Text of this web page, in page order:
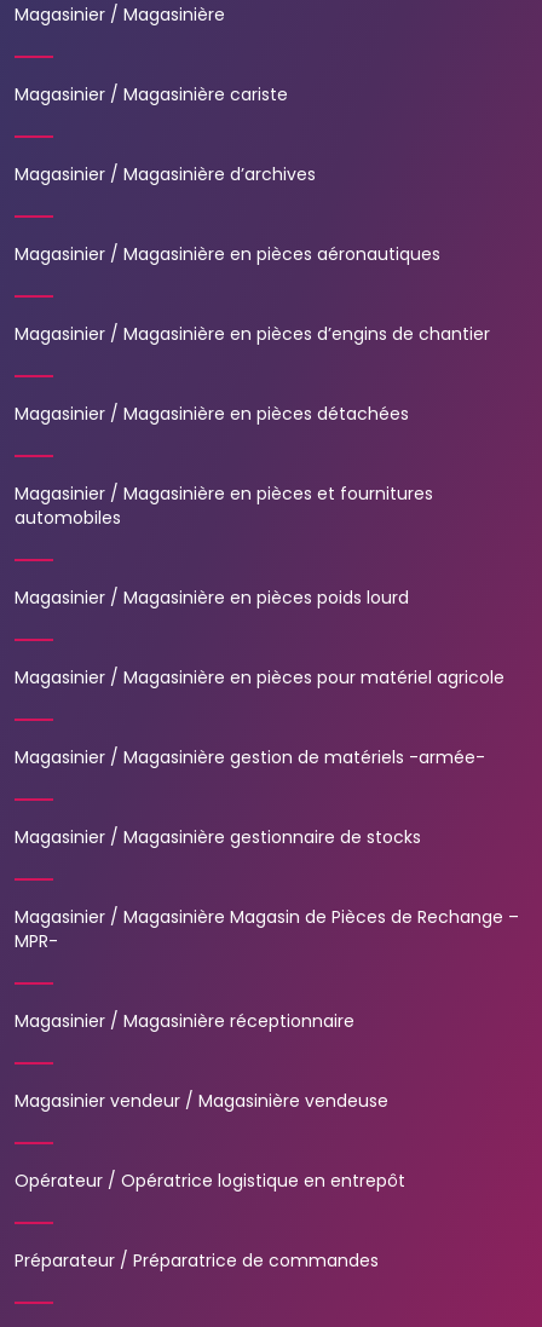
Magasinier / Magasinière
Magasinier / Magasinière cariste
Magasinier / Magasinière d’archives
Magasinier / Magasinière en pièces aéronautiques
Magasinier / Magasinière en pièces d’engins de chantier
Magasinier / Magasinière en pièces détachées
Magasinier / Magasinière en pièces et fournitures
automobiles
Magasinier / Magasinière en pièces poids lourd
Magasinier / Magasinière en pièces pour matériel agricole
Magasinier / Magasinière gestion de matériels -armée-
Magasinier / Magasinière gestionnaire de stocks
Magasinier / Magasinière Magasin de Pièces de Rechange –
MPR-
Magasinier / Magasinière réceptionnaire
Magasinier vendeur / Magasinière vendeuse
Opérateur / Opératrice logistique en entrepôt
Préparateur / Préparatrice de commandes